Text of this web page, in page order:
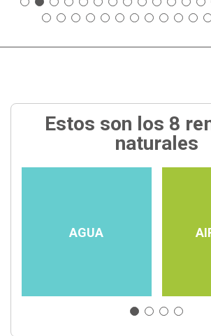
Estos son los 8
naturales
AGUA